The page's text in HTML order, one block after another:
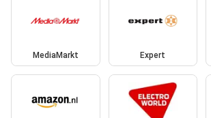
MediaMarkt Expert